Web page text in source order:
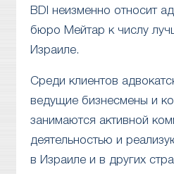
BDI неизменно относит
бюро Мейтар к числу
Израиле.
Среди клиентов
ведущие бизнесмены и
занимаются активной
деятельностью и
в Израиле и в других